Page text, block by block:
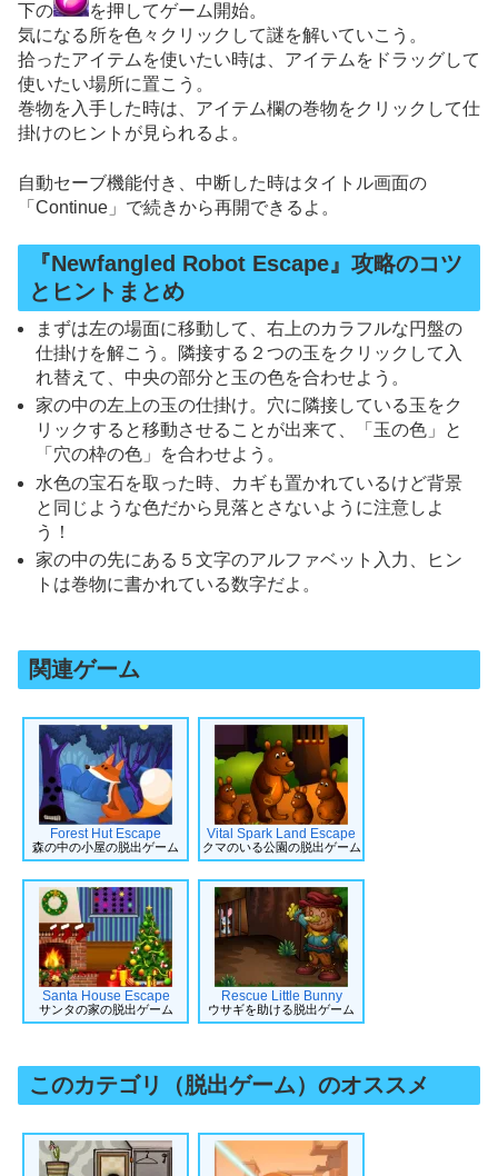
下の
を押してゲーム開始。
気になる所を色々クリックして謎を解いていこう。
拾ったアイテムを使いたい時は、アイテムをドラッグして
使いたい場所に置こう。
巻物を入手した時は、アイテム欄の巻物をクリックして仕
掛けのヒントが見られるよ。
自動セーブ機能付き、中断した時はタイトル画面の
「Continue」で続きから再開できるよ。
『Newfangled Robot Escape』攻略のコツ
とヒントまとめ
まずは左の場面に移動して、右上のカラフルな円盤の
仕掛けを解こう。隣接する２つの玉をクリックして入
れ替えて、中央の部分と玉の色を合わせよう。
家の中の左上の玉の仕掛け。穴に隣接している玉をク
リックすると移動させることが出来て、「玉の色」と
「穴の枠の色」を合わせよう。
水色の宝石を取った時、カギも置かれているけど背景
と同じような色だから見落とさないように注意しよ
う！
家の中の先にある５文字のアルファベット入力、ヒン
トは巻物に書かれている数字だよ。
関連ゲーム
Forest Hut Escape
森の中の小屋の脱出ゲーム
Vital Spark Land Escape
クマのいる公園の脱出ゲーム
Santa House Escape
サンタの家の脱出ゲーム
Rescue Little Bunny
ウサギを助ける脱出ゲーム
このカテゴリ（脱出ゲーム）のオススメ